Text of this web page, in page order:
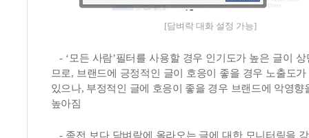
[담벼락 대화 설정 가능]
- ‘모든 사람’필터를 사용할 경우 인기도가 높은 글이
므로, 브랜드에 긍정적인 글이 호응이 좋을 경우 노출도
있으나, 부정적인 글에 호응이 좋을 경우 브랜드에 악영향
높아짐
- 종전 보다 담벼락에 올라오는 글에 대한 모니터링을